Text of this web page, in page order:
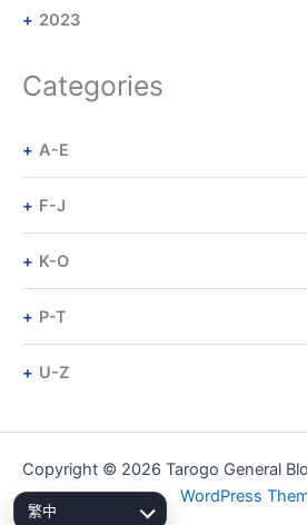
繁中
2023
Categories
A-E
F-J
K-O
P-T
U-Z
Copyright © 2026 Tarogo General
WordPress